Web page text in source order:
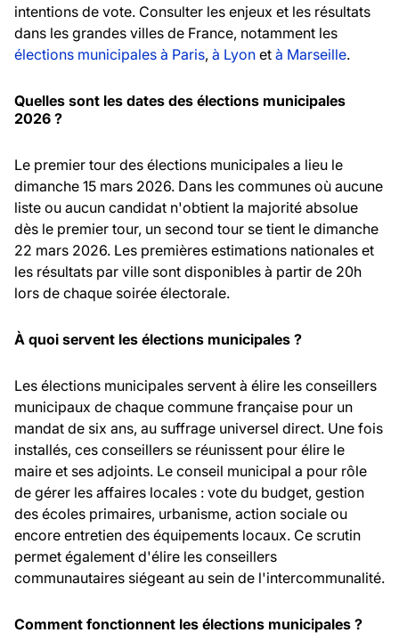
intentions de vote. Consulter les enjeux et les résultats
dans les grandes villes de France, notamment les
élections municipales à Paris, à Lyon et à Marseille.
Quelles sont les dates des élections municipales
2026 ?
Le premier tour des élections municipales a lieu le
dimanche 15 mars 2026. Dans les communes où aucune
liste ou aucun candidat n'obtient la majorité absolue
dès le premier tour, un second tour se tient le dimanche
22 mars 2026. Les premières estimations nationales et
les résultats par ville sont disponibles à partir de 20h
lors de chaque soirée électorale.
À quoi servent les élections municipales ?
Les élections municipales servent à élire les conseillers
municipaux de chaque commune française pour un
mandat de six ans, au suffrage universel direct. Une fois
installés, ces conseillers se réunissent pour élire le
maire et ses adjoints. Le conseil municipal a pour rôle
de gérer les affaires locales : vote du budget, gestion
des écoles primaires, urbanisme, action sociale ou
encore entretien des équipements locaux. Ce scrutin
permet également d'élire les conseillers
communautaires siégeant au sein de l'intercommunalité.
Comment fonctionnent les élections municipales ?